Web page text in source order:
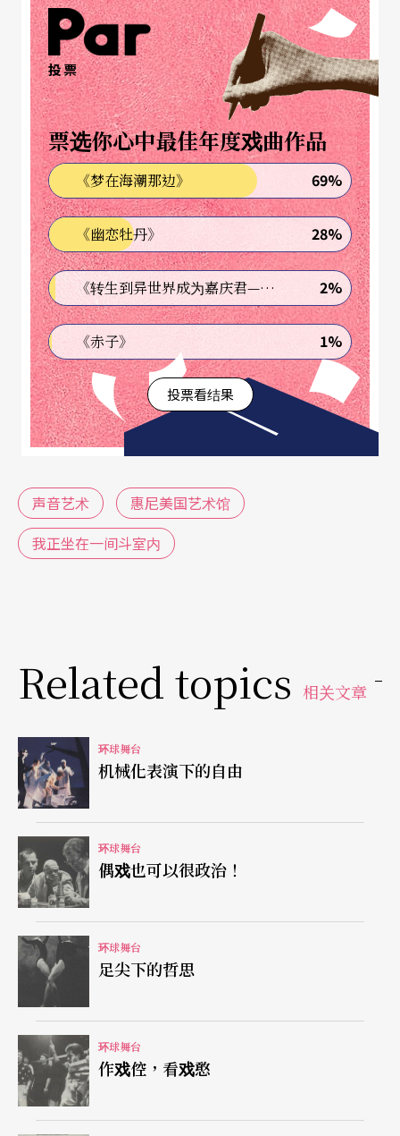
一世纪美国艺术（American Century）的展览系列
之一。《我正坐在一间斗室内……》名称是取自作
曲家艾文．路西尔（Alvin Lucier）一九七一年的音
响带作品（audio tape piece）。艾文在这支作品中
用自已的声音陈述：「我正坐在一间斗室内，这间
是与你目前所在的那间不一样的。我正在录我自己
说话的声音，然后我将在这室内重复播放这段录
音，一遍又一遍，直到共鸣的频率渐渐增强到掩盖
了我的说话。最后除了我说话的节奏也许还可以辨
识之外，我所说的话再也无法辨认……。」这支作
品就像重叠的加法一般。艾文在这支作品成形的同
时亲自参与，同时说明作品的创作过程、意图及结
果。一段一段重复的句子被连续地播放与重叠，形
成一波波嗡嗡之声像泉水一般的律动向你涌来。同
时是温柔的又同时是阳刚的。这间斗室俨然变成了
制造这些声音的「乐器」。
视觉艺术的角度
介。因此这类作品有时也被称作「听觉作品」（au
音乐背景的艺术工作者。同时也引起科班作曲家寻
找非主流音乐创作的兴趣。「我」主题展即包括了
视觉艺术工作者，如雕刻家布鲁斯．诺门（Bruce N
auman）及意念艺术工作者（conceptual artist）
维托．阿康希（Vito Acconci）的作品。作曲家史帝
夫．赖克（Steve Reich）实验「具象音乐」作曲法
（musi-que concrète）的作品Come Out以及一般
争论为第一支具有“Minimalism”（极限主义）风
格作品的泰瑞．瑞利（Terry Riley）的Mes-calin Mi
x也在展览之列。
「我」主题展六天的展期内共挑选了近一百支的作
品。主办单位在其馆内二楼的视听室每天以五个半
投票
票选你心中最佳年度戏曲作品
《梦在海潮那边》 69%
《幽恋牡丹》 28%
《转生到异世界成为嘉庆君—发现我的祖先是诈骗集团!?》 2%
《赤子》 1%
投票看结果
声音艺术
惠尼美国艺术馆
我正坐在一间斗室内
Related topics 相关文章
环球舞台
机械化表演下的自由
环球舞台
偶戏也可以很政治！
环球舞台
足尖下的哲思
环球舞台
作戏倥，看戏憨